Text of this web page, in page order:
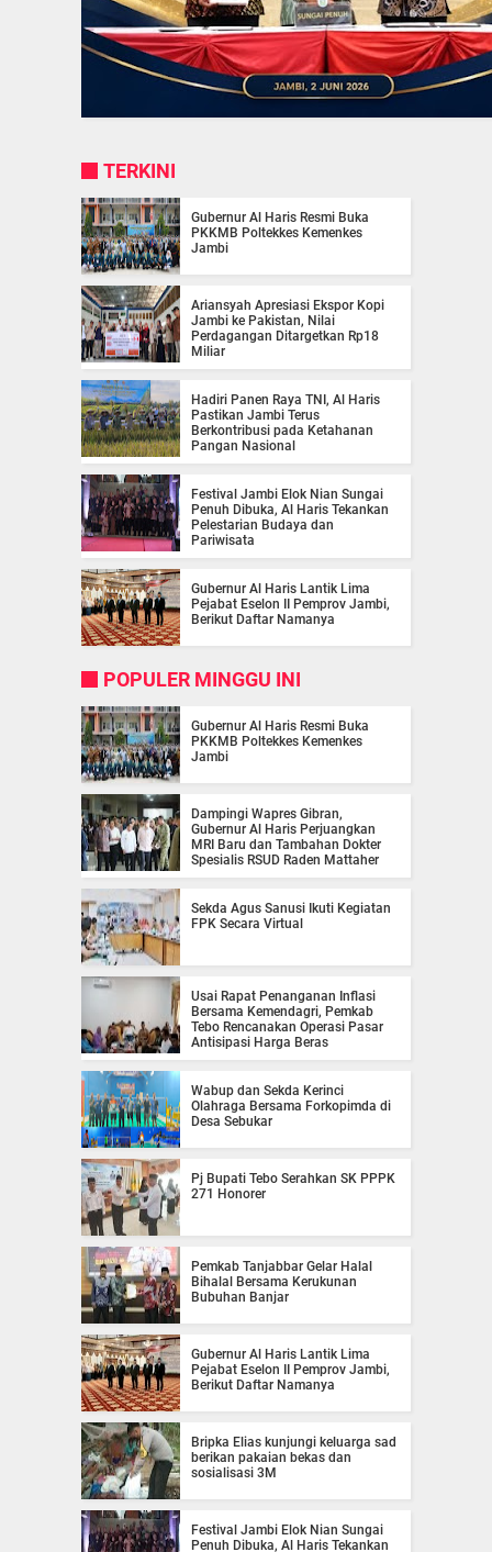
TERKINI
Gubernur Al Haris Resmi Buka
PKKMB Poltekkes Kemenkes
Jambi
Ariansyah Apresiasi Ekspor Kopi
Jambi ke Pakistan, Nilai
Perdagangan Ditargetkan Rp18
Miliar
Hadiri Panen Raya TNI, Al Haris
Pastikan Jambi Terus
Berkontribusi pada Ketahanan
Pangan Nasional
Festival Jambi Elok Nian Sungai
Penuh Dibuka, Al Haris Tekankan
Pelestarian Budaya dan
Pariwisata
Gubernur Al Haris Lantik Lima
Pejabat Eselon II Pemprov Jambi,
Berikut Daftar Namanya
POPULER MINGGU INI
Gubernur Al Haris Resmi Buka
PKKMB Poltekkes Kemenkes
Jambi
Dampingi Wapres Gibran,
Gubernur Al Haris Perjuangkan
MRI Baru dan Tambahan Dokter
Spesialis RSUD Raden Mattaher
Sekda Agus Sanusi Ikuti Kegiatan
FPK Secara Virtual
Usai Rapat Penanganan Inflasi
Bersama Kemendagri, Pemkab
Tebo Rencanakan Operasi Pasar
Antisipasi Harga Beras
Wabup dan Sekda Kerinci
Olahraga Bersama Forkopimda di
Desa Sebukar
Pj Bupati Tebo Serahkan SK PPPK
271 Honorer
Pemkab Tanjabbar Gelar Halal
Bihalal Bersama Kerukunan
Bubuhan Banjar
Gubernur Al Haris Lantik Lima
Pejabat Eselon II Pemprov Jambi,
Berikut Daftar Namanya
Bripka Elias kunjungi keluarga sad
berikan pakaian bekas dan
sosialisasi 3M
Festival Jambi Elok Nian Sungai
Penuh Dibuka, Al Haris Tekankan